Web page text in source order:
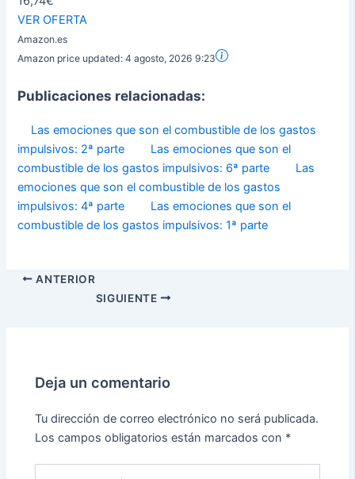
VER OFERTA
Amazon.es
Amazon price updated:4 agosto, 2026 9:23
Publicaciones relacionadas:
Las emociones que son el combustible de los gastos
impulsivos: 2ª parte
Las emociones que son el
combustible de los gastos impulsivos: 6ª parte
Las
emociones que son el combustible de los gastos
impulsivos: 4ª parte
Las emociones que son el
combustible de los gastos impulsivos: 1ª parte
ANTERIOR
SIGUIENTE
Deja un comentario
Tu dirección de correo electrónico no será publicada.
Los campos obligatorios están marcados con *